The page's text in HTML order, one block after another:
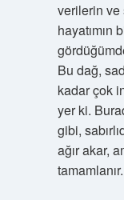
verilerin ve
hayatımın
Bu dağ,
kadar çok
yer ki.
gibi,
ağır akar,
tamamlanır.